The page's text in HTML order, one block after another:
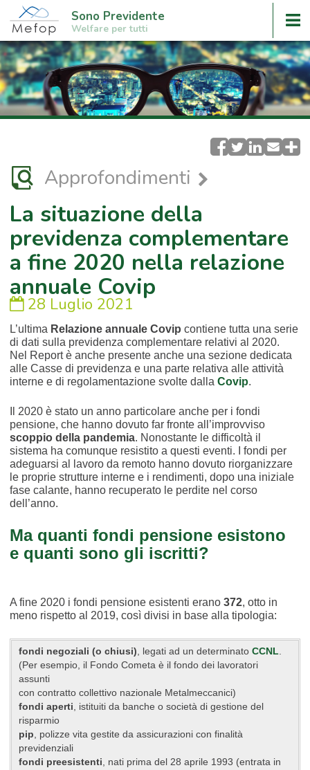
Sono Previdente
Welfare per tutti
Approfondimenti
La situazione della
previdenza complementare
a fine 2020 nella relazione
annuale Covip
28 Luglio 2021
L’ultima Relazione annuale Covip contiene tutta una serie
di dati sulla previdenza complementare relativi al 2020.
Nel Report è anche presente anche una sezione dedicata
alle Casse di previdenza e una parte relativa alle attività
interne e di regolamentazione svolte dalla Covip.
Il 2020 è stato un anno particolare anche per i fondi
pensione, che hanno dovuto far fronte all’improvviso
scoppio della pandemia. Nonostante le difficoltà il
sistema ha comunque resistito a questi eventi. I fondi per
adeguarsi al lavoro da remoto hanno dovuto riorganizzare
le proprie strutture interne e i rendimenti, dopo una iniziale
fase calante, hanno recuperato le perdite nel corso
dell’anno.
Ma quanti fondi pensione esistono
e quanti sono gli iscritti?
A fine 2020 i fondi pensione esistenti erano 372, otto in
meno rispetto al 2019, così divisi in base alla tipologia:
fondi negoziali (o chiusi) , legati ad un determinato CCNL
(Per esempio, il Fondo Cometa è il fondo dei lavoratori
assunti
con contratto collettivo nazionale Metalmeccanici)
fondi aperti , istituiti da banche o società di gestione del
risparmio
pip , polizze vita gestite da assicurazioni con finalità
previdenziali
fondi preesistenti , nati prima del 28 aprile 1993 (entrata in